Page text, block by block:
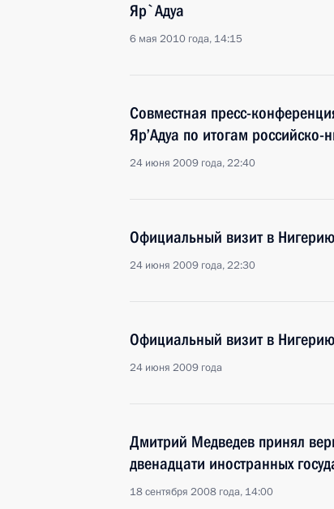
Яр`Адуа
6 мая 2010 года, 14:15
Совместная пресс-
Яр’Адуа по итогам российско-
24 июня 2009 года, 22:40
Официальный визит в Нигерию
24 июня 2009 года, 22:30
Официальный визит в Нигерию
24 июня 2009 года
Дмитрий Медведев принял
двенадцати иностранных
18 сентября 2008 года, 14:00